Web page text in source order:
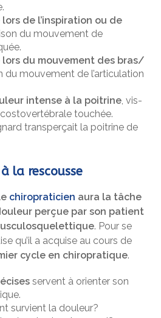
de l’inspiration ou de
du mouvement de
lors du mouvement des bras/
du mouvement de l’articulation
intense à la poitrine, vis-
touchée.
transperçait la poitrine de
la rescousse
chiropraticien aura la tâche
perçue par son patient
. Pour se
qu’il a acquise au cours de
cycle en chiropratique.
servent à orienter son
survient la douleur?